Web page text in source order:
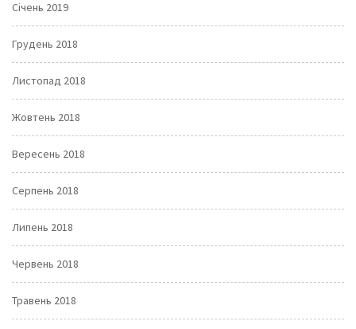
Січень 2019
Грудень 2018
Листопад 2018
Жовтень 2018
Вересень 2018
Серпень 2018
Липень 2018
Червень 2018
Травень 2018